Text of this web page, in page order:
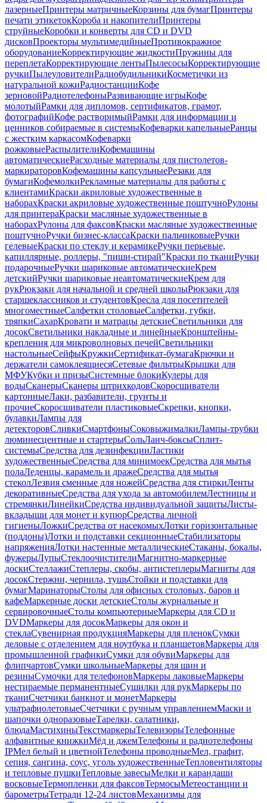
лазерныеПринтеры матричныеКорзины для бумагПринтеры
печати этикетокКороба и накопителиПринтеры
струйныеКоробки и конверты для CD и DVD
дисковПроекторы мультимедийныеПротивокражное
оборудованиеКорректирующие жидкостиПружины для
переплетаКорректирующие лентыПылесосыКорректирующие
ручкиПылеуловителиРадиобудильникиКосметички из
натуральной кожиРадиостанцииКофе
зерновойРадиотелефоныРазвивающие игрыКофе
молотыйРамки для дипломов, сертификатов, грамот,
фотографийКофе растворимыйРамки для информации и
ценников собираемые в системыКофеварки капельныеРанцы
с жестким каркасомКофеварки
рожковыеРаспылителиКофемашины
автоматическиеРасходные материалы для пистолетов-
маркираторовКофемашины капсульныеРезаки для
бумагиКофемолкиРекламные материалы для работы с
клиентамиКраски акриловые художественные в
наборахКраски акриловые художественные поштучноРулоны
для принтераКраски масляные художественные в
наборахРулоны для факсовКраски масляные художественные
поштучноРучки бизнес-классаКраски пальчиковыеРучки
гелевыеКраски по стеклу и керамикеРучки перьевые,
капиллярные, роллеры, "пиши-стирай"Краски по тканиРучки
подарочныеРучки шариковые автоматическиеКрем
детскийРучки шариковые неавтоматическиеКрем для
рукРюкзаки для начальной и средней школыРюкзаки для
старшеклассников и студентовКресла для посетителей
многоместныеСалфетки столовыеСалфетки, губки,
тряпкиСахарКровати и матрацы детскиеСветильники для
досокСветильники накладные и линейныеКронштейны-
крепления для микроволновых печейСветильники
настольныеСейфыКружкиСертификат-бумагаКрючки и
держатели самоклеящиесяСетевые фильтрыКрышки для
МФУКубки и призыСистемные блокиКулеры для
водыСканерыСканеры штрихкодовСкоросшиватели
картонныеЛаки, разбавители, грунты и
прочиеСкоросшиватели пластиковыеСкрепки, кнопки,
булавкиЛампы для
детекторовСливкиСмартфоныСоковыжималкиЛампы-трубки
люминесцентные и стартерыСольЛанч-боксыСплит-
системыСредства для дезинфекцииЛастики
художественныеСредства для минимоекСредства для мытья
полаЛеденцы, карамель и дражеСредства для мытья
стеколЛезвия сменные для ножейСредства для стиркиЛенты
декоративныеСредства для ухода за автомобилемЛестницы и
стремянкиЛинейкиСредства индивидуальной защитыЛисты-
вкладыши для монет и купюрСредства личной
гигиеныЛожкиСредства от насекомыхЛотки горизонтальные
(поддоны)Лотки и подставки секционныеСтабилизаторы
напряженияЛотки настенные металлическиеСтаканы, бокалы,
фужерыЛупыСтеклоочистителиМагнитно-маркерные
доскиСтеллажиСтеплеры, скобы, антистеплерыМагниты для
досокСтержни, чернила, тушьСтойки и подставки для
бумагМаринаторыСтолы для офисных столовых, баров и
кафеМаркерные доски детскиеСтолы журнальные и
сервировочныеСтолы компьютерныеМаркеры для CD и
DVDМаркеры для досокМаркеры для окон и
стеклаСувенирная продукцияМаркеры для пленокСумки
деловые с отделением для ноутбука и планшетовМаркеры для
промышленной графикиСумки для обувиМаркеры для
флипчартовСумки школьныеМаркеры для шин и
резиныСумочки для телефоновМаркеры лаковыеМаркеры
нестираемые перманентныеСушилки для рукМаркеры по
тканиСчетчики банкнот и монетМаркеры
ультрафиолетовыеСчетчики с ручным управлениемМаски и
шапочки одноразовыеТарелки, салатники,
блюдаМастихиныТекстмаркерыТелевизорыТелефонные
алфавитные книжкиМёд и джемТелефоны и радиотелефоны
IPМел белый и цветнойТелефоны проводныеМел, графит,
сепия, сангина, соус, уголь художественныеТепловентиляторы
и тепловые пушкиТепловые завесыМелки и карандаши
восковыеТермопленки для факсовТермосыМетеостанции и
барометрыТетради 12-24 листовМеханизмы для